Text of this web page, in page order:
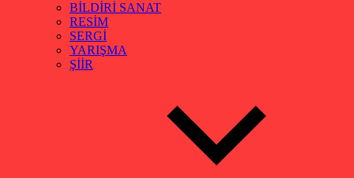
BİLDİRİ SANAT
RESİM
SERGİ
YARIŞMA
ŞİİR